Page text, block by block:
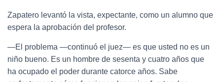
Zapatero levantó la vista, expectante, como un alumno que
espera la aprobación del profesor.
—El problema —continuó el juez— es que usted no es un
niño bueno. Es un hombre de sesenta y cuatro años que
ha ocupado el poder durante catorce años. Sabe